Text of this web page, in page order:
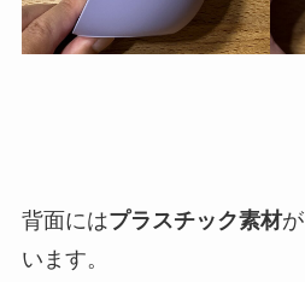
背面にはプラスチック素材
います。